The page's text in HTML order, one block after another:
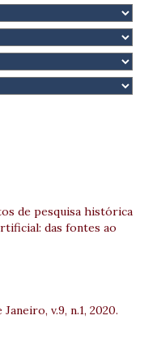
de pesquisa histórica
das fontes ao
v.9, n.1, 2020.